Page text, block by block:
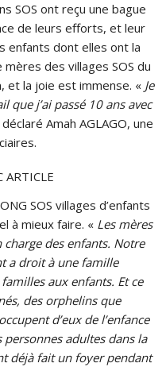
SOS ont reçu une bague
de leurs efforts, et leur
enfants dont elles ont la
des villages SOS du
et la joie est immense. « Je
que j’ai passé 10 ans avec
Amah AGLAGO, une
SOS villages d’enfants
à mieux faire. « Les mères
des enfants. Notre
a droit à une famille
aux enfants. Etce
des orphelins que
d’eux de l’enfance
personnes adultes dans la
déjà fait un foyer pendant